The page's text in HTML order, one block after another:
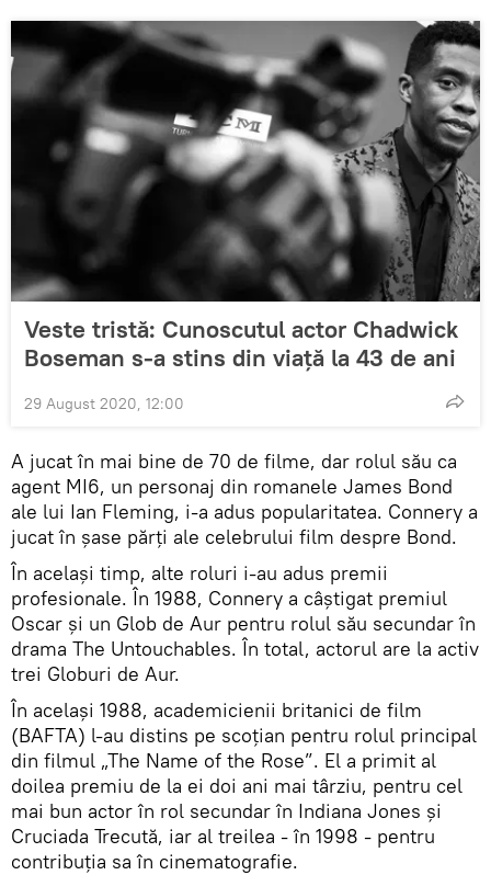
Veste tristă: Cunoscutul actor Chadwick
Boseman s-a stins din viață la 43 de ani
29 August 2020, 12:00
A jucat în mai bine de 70 de filme, dar rolul său ca
agent MI6, un personaj din romanele James Bond
ale lui Ian Fleming, i-a adus popularitatea. Connery a
jucat în șase părți ale celebrului film despre Bond.
În același timp, alte roluri i-au adus premii
profesionale. În 1988, Connery a câștigat premiul
Oscar și un Glob de Aur pentru rolul său secundar în
drama The Untouchables. În total, actorul are la activ
trei Globuri de Aur.
În același 1988, academicienii britanici de film
(BAFTA) l-au distins pe scoțian pentru rolul principal
din filmul „The Name of the Rose”. El a primit al
doilea premiu de la ei doi ani mai târziu, pentru cel
mai bun actor în rol secundar în Indiana Jones și
Cruciada Trecută, iar al treilea - în 1998 - pentru
contribuția sa în cinematografie.